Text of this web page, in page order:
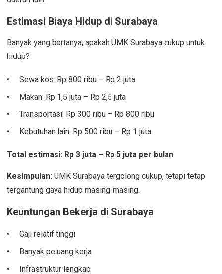
Estimasi Biaya Hidup di Surabaya
Banyak yang bertanya, apakah UMK Surabaya cukup untuk
hidup?
Sewa kos: Rp 800 ribu – Rp 2 juta
Makan: Rp 1,5 juta – Rp 2,5 juta
Transportasi: Rp 300 ribu – Rp 800 ribu
Kebutuhan lain: Rp 500 ribu – Rp 1 juta
Total estimasi: Rp 3 juta – Rp 5 juta per bulan
Kesimpulan: UMK Surabaya tergolong cukup, tetapi tetap
tergantung gaya hidup masing-masing.
Keuntungan Bekerja di Surabaya
Gaji relatif tinggi
Banyak peluang kerja
Infrastruktur lengkap